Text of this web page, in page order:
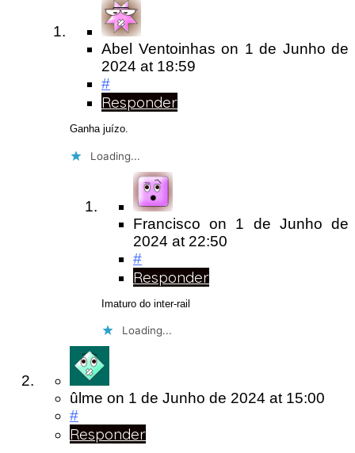
Abel Ventoinhas on 1 de Junho de
2024 at 18:59
#
Responder
Ganha juízo.
Loading...
Francisco on 1 de Junho de
2024 at 22:50
#
Responder
Imaturo do inter-rail
Loading...
ûlme on 1 de Junho de 2024 at 15:00
#
Responder